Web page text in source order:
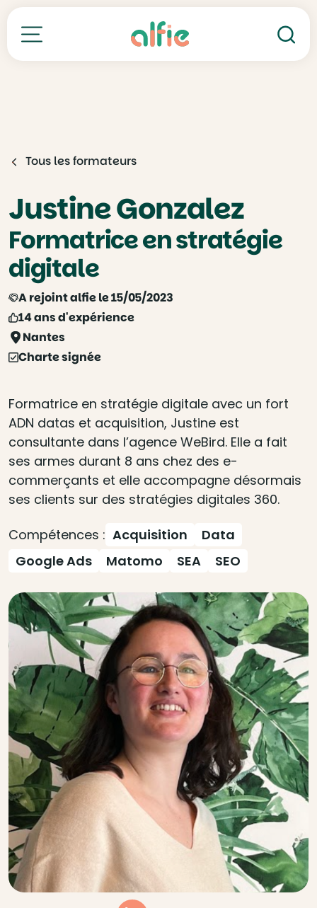
Toutes nos formations
Tous les formateurs
Justine Gonzalez
Formatrice en stratégie
digitale
A rejoint alfie le 15/05/2023
14 ans d'expérience
Nantes
Charte signée
Formatrice en stratégie digitale avec un fort
ADN datas et acquisition, Justine est
consultante dans l’agence WeBird. Elle a fait
ses armes durant 8 ans chez des e-
commerçants et elle accompagne désormais
ses clients sur des stratégies digitales 360.
Compétences : Acquisition
Data
Google Ads
Matomo SEA SEO